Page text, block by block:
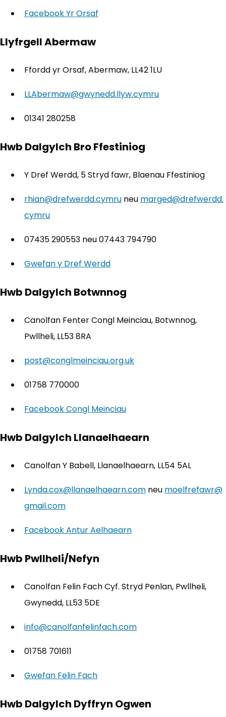
Facebook Yr Orsaf
Llyfrgell Abermaw
Ffordd yr Orsaf, Abermaw, LL42 1LU
LLAbermaw@gwynedd.llyw.cymru
01341 280258
Hwb Dalgylch Bro Ffestiniog
Y Dref Werdd, 5 Stryd fawr, Blaenau Ffestiniog
rhian@drefwerdd.cymru neu marged@drefwerdd.
cymru
07435 290553 neu 07443 794790
Gwefan y Dref Werdd
Hwb Dalgylch Botwnnog
Canolfan Fenter Congl Meinciau, Botwnnog,
Pwllheli, LL53 8RA
post@conglmeinciau.org.uk
01758 770000
Facebook Congl Meinciau
Hwb Dalgylch Llanaelhaearn
Canolfan Y Babell, Llanaelhaearn, LL54 5AL
Lynda.cox@llanaelhaearn.com neu moelfrefawr@
gmail.com
Facebook Antur Aelhaearn
Hwb Pwllheli/Nefyn
Canolfan Felin Fach Cyf. Stryd Penlan, Pwllheli,
Gwynedd, LL53 5DE
info@canolfanfelinfach.com
01758 701611
Gwefan Felin Fach
Hwb Dalgylch Dyffryn Ogwen